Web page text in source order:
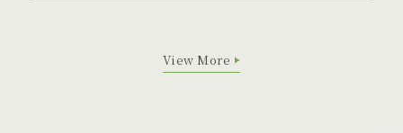
View More